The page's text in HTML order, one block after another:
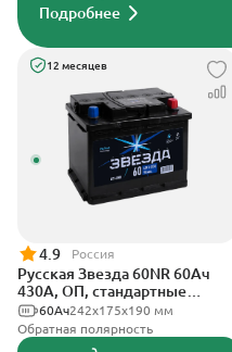
Подробнее
12 месяцев
4.9 Россия
Русская Звезда 60NR 60Ач
430А, ОП, стандартные
клеммы242x175x190 мм
60Ач
Обратная полярность